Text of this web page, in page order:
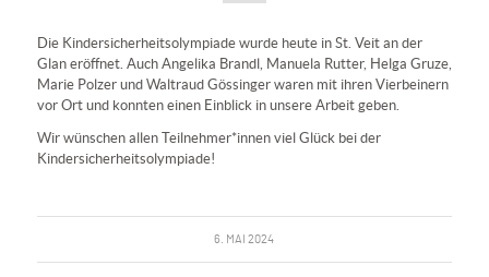
Die Kindersicherheitsolympiade wurde heute in St. Veit an der
Glan eröffnet. Auch Angelika Brandl, Manuela Rutter, Helga Gruze,
Marie Polzer und Waltraud Gössinger waren mit ihren Vierbeinern
vor Ort und konnten einen Einblick in unsere Arbeit geben.
Wir wünschen allen Teilnehmer*innen viel Glück bei der
Kindersicherheitsolympiade!
6. MAI 2024